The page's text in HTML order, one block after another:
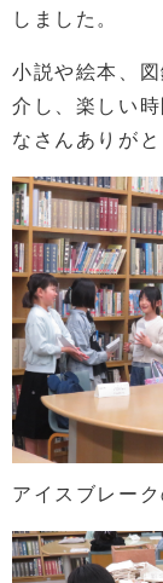
しました。
小説や絵本、
介し、楽しい
なさんありが
アイスブレー